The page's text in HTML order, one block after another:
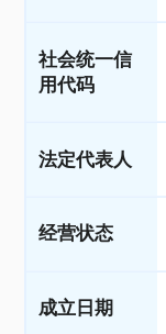
社会统一信
用代码
法定代表人
经营状态
成立日期